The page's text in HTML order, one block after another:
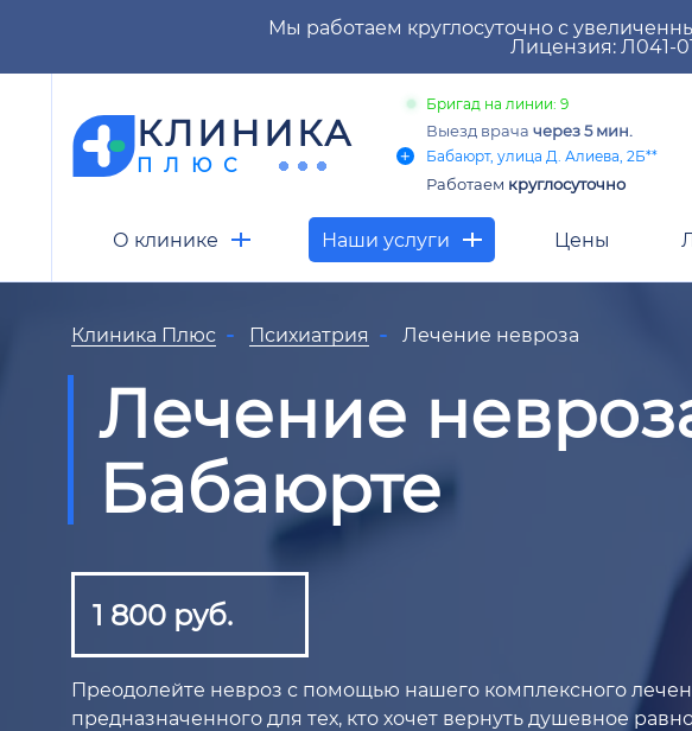
Мы работаем круглосуточно с
Лицензия: Л041-
КЛИНИКА
ПЛЮС
Бригад на линии: 9
Выезд врача через 5 мин.
Бабаюрт, улица Д. Алиева, 2Б**
Работаем круглосуточно
О клинике Наши услуги Цены
Клиника Плюс Психиатрия Лечение невроза
Лечение
Бабаюрте
1 800 руб.
Преодолейте невроз с помощью нашего комплексного
предназначенного для тех, кто хочет вернуть душевное